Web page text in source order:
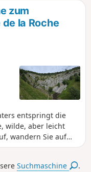
zum
la Roche
entspringt die
wilde, aber leicht
wandern Sie auf
genießen Sie vom
Suchmaschine .